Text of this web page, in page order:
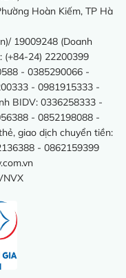
Hoàn Kiếm, TP Hà
19009248 (Doanh
(+84-24) 22200399
- 0385290066 -
- 0981915333 -
BIDV: 0336258333 -
- 0852198088 -
giao dịch chuyển tiền:
- 0862159399